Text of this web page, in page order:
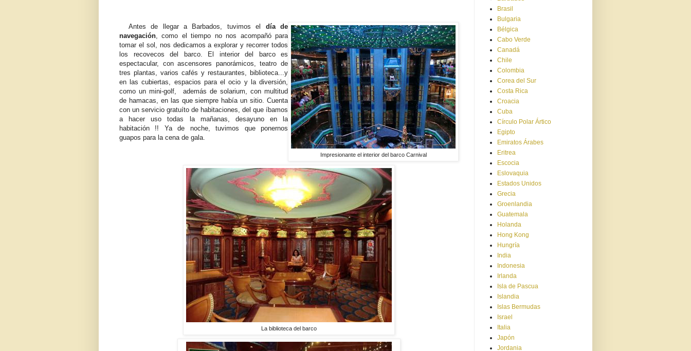
Impresionante el interior del barco Carnival
Antes de llegar a Barbados, tuvimos el día de
navegación, como el tiempo no nos acompañó para
tomar el sol, nos dedicamos a explorar y recorrer todos
los recovecos del barco. El interior del barco es
espectacular, con ascensores panorámicos, teatro de
tres plantas, varios cafés y restaurantes, biblioteca...y
en las cubiertas, espacios para el ocio y la diversión,
como un mini-golf, además de solarium, con multitud
de hamacas, en las que siempre había un sitio. Cuenta
con un servicio gratuíto de habitaciones, del que íbamos
a hacer uso todas la mañanas, desayuno en la
habitación !! Ya de noche, tuvimos que ponernos
guapos para la cena de gala.
La biblioteca del barco
Brasil
Bulgaria
Bélgica
Cabo Verde
Canadá
Chile
Colombia
Corea del Sur
Costa Rica
Croacia
Cuba
Círculo Polar Ártico
Egipto
Emiratos Árabes
Eritrea
Escocia
Eslovaquia
Estados Unidos
Grecia
Groenlandia
Guatemala
Holanda
Hong Kong
Hungría
India
Indonesia
Irlanda
Isla de Pascua
Islandia
Islas Bermudas
Israel
Italia
Japón
Jordania